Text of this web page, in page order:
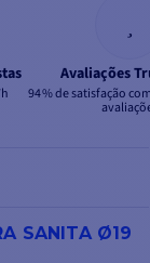
Avaliações
94 % de satisfação
SANITA Ø19